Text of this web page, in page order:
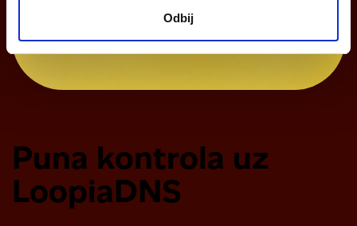
Odbij
Puna kontrola uz
LoopiaDNS